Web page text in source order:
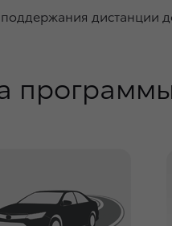
дистанции